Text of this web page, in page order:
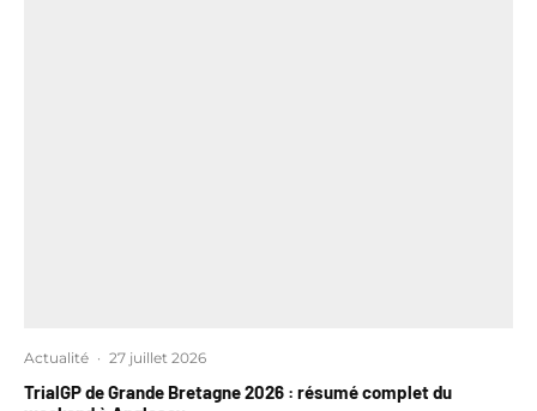
Actualité · 27 juillet 2026
TrialGP de Grande Bretagne 2026 : résumé complet du